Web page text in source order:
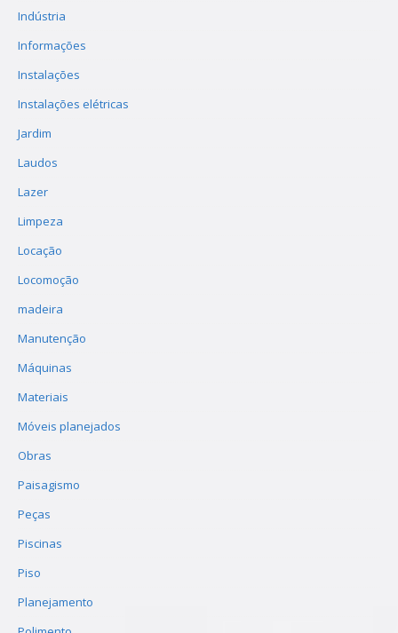
Indústria
Informações
Instalações
Instalações elétricas
Jardim
Laudos
Lazer
Limpeza
Locação
Locomoção
madeira
Manutenção
Máquinas
Materiais
Móveis planejados
Obras
Paisagismo
Peças
Piscinas
Piso
Planejamento